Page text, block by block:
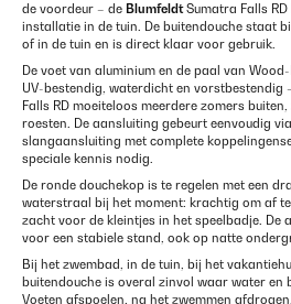
de voordeur – de BlumfeldtSumatra Falls
installatie in de tuin. De buitendouche staat
of in de tuin en is direct klaar voor gebruik.
De voet van aluminium en de paal van
UV-bestendig, waterdicht en vorstbestendig
Falls RD moeiteloos meerdere zomers
roesten. De aansluiting gebeurt eenvoudig
slangaansluiting met complete
speciale kennis nodig.
De ronde douchekop is te regelen met een
waterstraal bij het moment: krachtig om af
zacht voor de kleintjes in het speelbadje.
voor een stabiele stand, ook op natte
Bij het zwembad, in de tuin, bij het
buitendouche is overal zinvol waar water en
Voeten afspoelen, na het zwemmen